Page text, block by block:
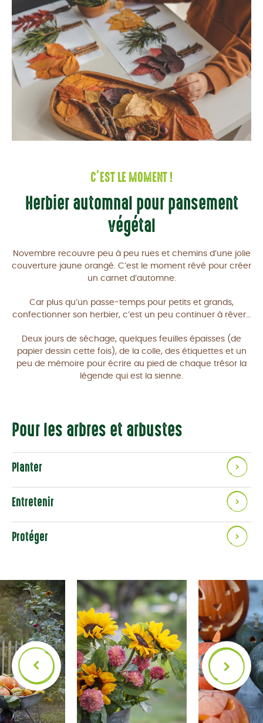
C’EST LE MOMENT !
Herbier automnal pour pansement
végétal
Novembre recouvre peu à peu rues et chemins d’une jolie
couverture jaune orangé. C’est le moment rêvé pour créer
un carnet d’automne.
Car plus qu’un passe-temps pour petits et grands,
confectionner son herbier, c’est un peu continuer à rêver…
Deux jours de séchage, quelques feuilles épaisses (de
papier dessin cette fois), de la colle, des étiquettes et un
peu de mémoire pour écrire au pied de chaque trésor la
légende qui est la sienne.
Pour les arbres et arbustes
Planter
Entretenir
Protéger